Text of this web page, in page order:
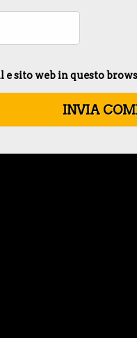
e sito web in questo